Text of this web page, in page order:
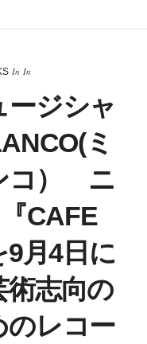
In In
ージシャ
ミ
コ） ニ
CAFE
9月4日に
志向の
のレコー